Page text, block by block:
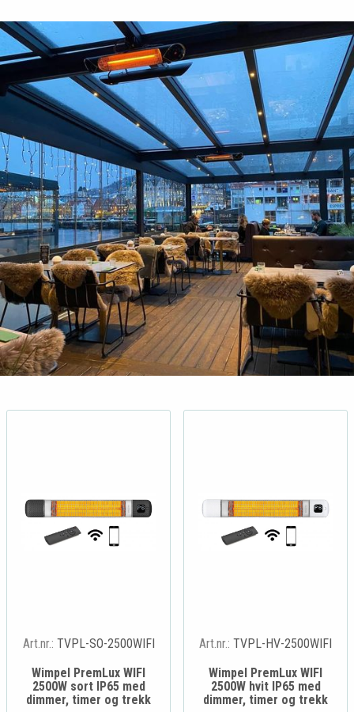
Art.nr.: TVPL-SO-2500WIFI
Wimpel PremLux WIFI
2500W sort IP65 med
dimmer, timer og trekk
Art.nr.: TVPL-HV-2500WIFI
Wimpel PremLux WIFI
2500W hvit IP65 med
dimmer, timer og trekk